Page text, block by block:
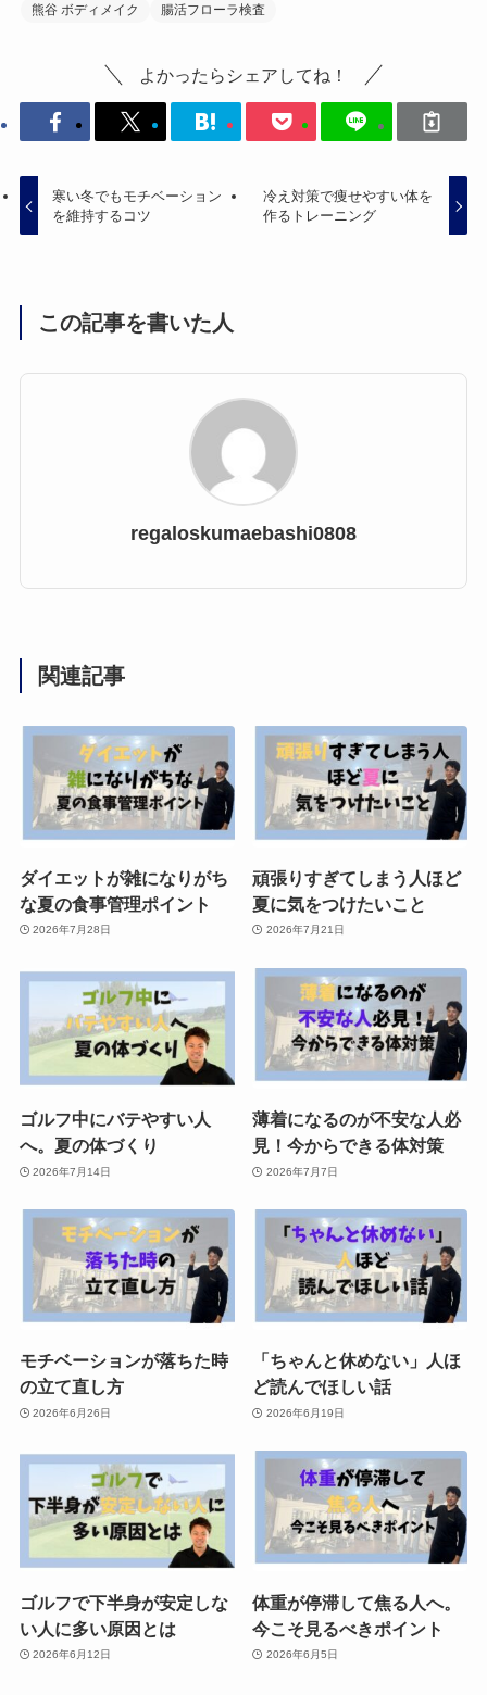
熊谷 ボディメイク
腸活フローラ検査
よかったらシェアしてね！
寒い冬でもモチベーション
を維持するコツ
冷え対策で痩せやすい体を
作るトレーニング
この記事を書いた人
regaloskumaebashi0808
関連記事
ダイエットが雑になりがち
な夏の食事管理ポイント
2026年7月28日
頑張りすぎてしまう人ほど
夏に気をつけたいこと
2026年7月21日
ゴルフ中にバテやすい人
へ。夏の体づくり
2026年7月14日
薄着になるのが不安な人必
見！今からできる体対策
2026年7月7日
モチベーションが落ちた時
の立て直し方
2026年6月26日
「ちゃんと休めない」人ほ
ど読んでほしい話
2026年6月19日
ゴルフで下半身が安定しな
い人に多い原因とは
2026年6月12日
体重が停滞して焦る人へ。
今こそ見るべきポイント
2026年6月5日